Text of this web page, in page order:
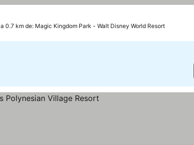
a 0.7 km de: Magic Kingdom Park - Walt Disney World Resort